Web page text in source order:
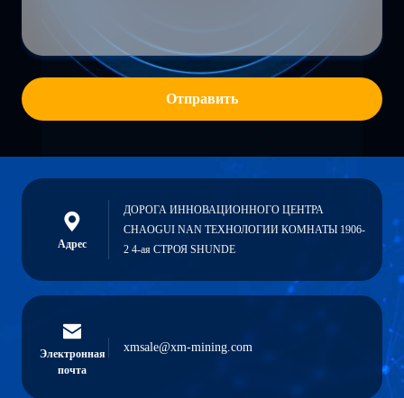
Отправить
Адрес
ДОРОГА ИННОВАЦИОННОГО ЦЕНТРА
CHAOGUI NAN ТЕХНОЛОГИИ КОМНАТЫ 1906-
2 4-ая СТРОЯ SHUNDE
Электронная
почта
xmsale@xm-mining.com